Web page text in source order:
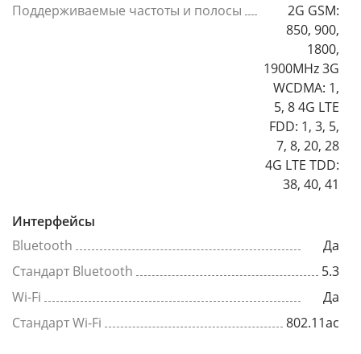
Поддерживаемые частоты и полосы
2G GSM:
850, 900,
1800,
1900MHz 3G
WCDMA: 1,
5, 8 4G LTE
FDD: 1, 3, 5,
7, 8, 20, 28
4G LTE TDD:
38, 40, 41
Интерфейсы
Bluetooth
Да
Стандарт Bluetooth
5.3
Wi-Fi
Да
Стандарт Wi-Fi
802.11ac